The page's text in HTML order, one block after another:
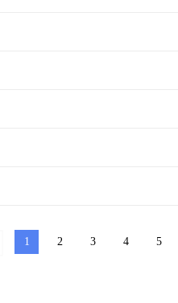
1 2 3 4 5